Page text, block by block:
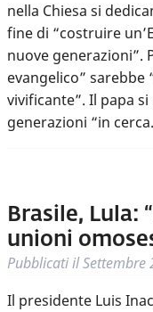
nella Chiesa si
fine di “costruire
nuove generazioni”.
evangelico” sarebbe
vivificante”. Il papa
generazioni “in
Brasile, Lula:
unioni
Pubblicati ilSettembre
Il presidente Luis